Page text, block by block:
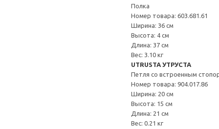
Полка
Номер товара: 603.681.61
Ширина: 36 см
Высота: 4 см
Длина: 37 см
Вес: 3.10 кг
UTRUSTA УТРУСТА
Петля со встроенным
Номер товара: 904.017.86
Ширина: 20 см
Высота: 15 см
Длина: 21 см
Вес: 0.21 кг